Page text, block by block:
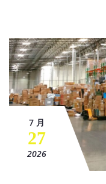
7 月
27
2026